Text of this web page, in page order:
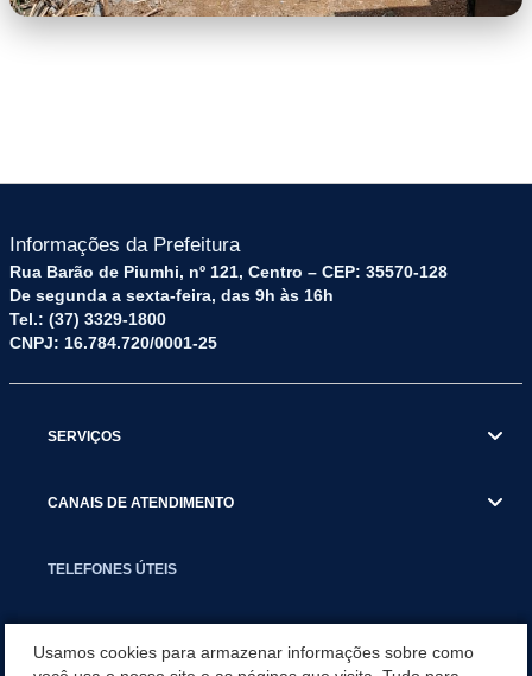
Informações da Prefeitura
Rua Barão de Piumhi, nº 121, Centro – CEP: 35570-128
De segunda a sexta-feira, das 9h às 16h
Tel.: (37) 3329-1800
CNPJ: 16.784.720/0001-25
SERVIÇOS
CANAIS DE ATENDIMENTO
TELEFONES ÚTEIS
Usamos cookies para armazenar informações sobre como